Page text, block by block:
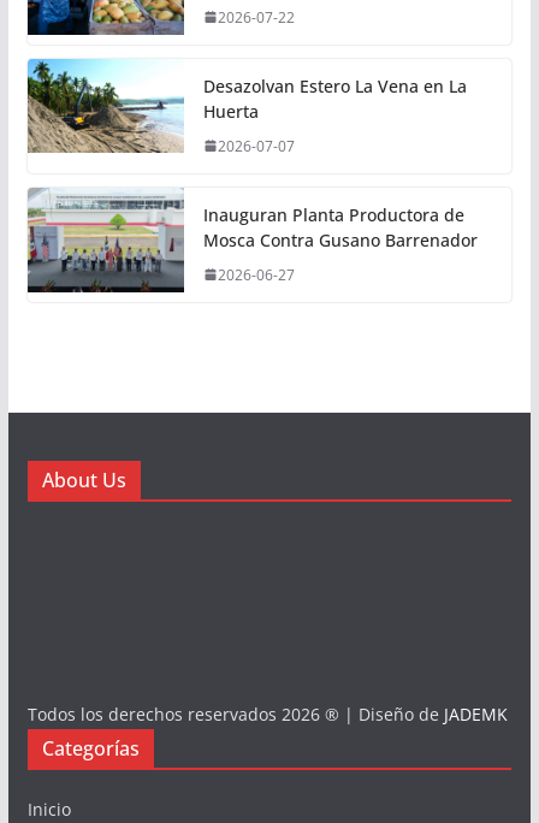
2026-07-22
Desazolvan Estero La Vena en La
Huerta
2026-07-07
Inauguran Planta Productora de
Mosca Contra Gusano Barrenador
2026-06-27
About Us
Todos los derechos reservados 2026 ® | Diseño de JADEMK
Categorías
Inicio